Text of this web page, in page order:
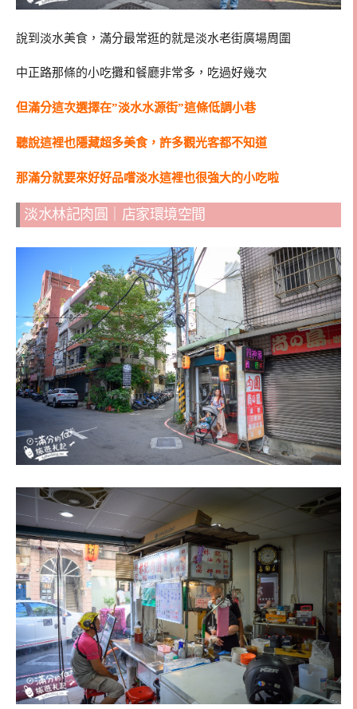
說到淡水美食，滿分最常逛的就是淡水老街廣場周圍
中正路那條的小吃攤和餐廳非常多，吃過好幾次
但滿分這次選擇在”淡水水源街”這條低調小巷
聽說這裡也隱藏超多美食，許多觀光客都不知道
那滿分就要來好好品嚐淡水這裡也很強大的小吃啦
淡水林記肉圓｜店家環境空間